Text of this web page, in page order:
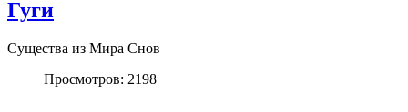
Гуги
Существа из Мира Снов
Просмотров: 2198